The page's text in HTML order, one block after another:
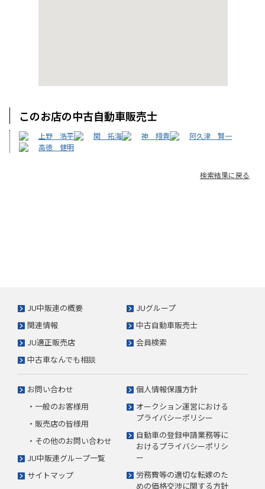
このお店の中古自動車販売士
上野 浩平 関 拓海 神 翔貴
阿久津 賢一
高徳 健明
検索結果に戻る
JU中販連の概要
JUグループ
関連情報
中古自動車販売士
JU適正販売店
会員検索
中古車なんでも相談
お問い合わせ
・一般のお客様用
・販売店の皆様用
・その他のお問い合わせ
JU中販連グループ一覧
サイトマップ
個人情報保護方針
オークション運営における
プライバシーポリシー
自動車の登録申請業務等に
おけるプライバシーポリシ
ー
労務費等の適切な転嫁のた
めの価格交渉に関する方針